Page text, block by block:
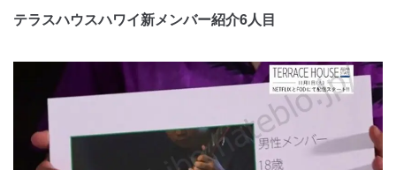
テラスハウスハワイ新メンバー紹介6人目